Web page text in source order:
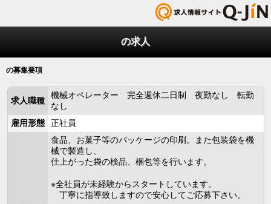
の求人
の募集要項
求人職種
機械オペレーター 完全週休二日制 夜勤なし 転勤
なし
雇用形態
正社員
食品、お菓子等のパッケージの印刷。また包装袋を機
械で製造し、
仕上がった袋の検品、梱包等を行います。
※全社員が未経験からスタートしています。
丁寧に指導致しますので安心してご応募下さい。